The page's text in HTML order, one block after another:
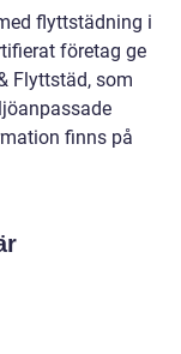
flyttstädning i
företag ge
Flyttstäd, som
finns på